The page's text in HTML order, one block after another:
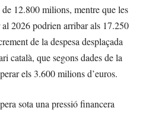
12.800 milions, mentre que les
2026 podrien arribar als 17.250
de la despesa desplaçada
català, que segons dades de la
els 3.600 milions d’euros.
sota una pressió financera